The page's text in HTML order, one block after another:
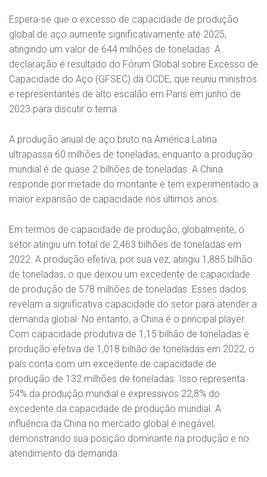
Espera-se que o excesso de capacidade de produção
global de aço aumente significativamente até 2025,
atingindo um valor de 644 milhões de toneladas. A
declaração é resultado do Fórum Global sobre Excesso de
Capacidade do Aço (GFSEC) da OCDE, que reuniu ministros
e representantes de alto escalão em Paris em junho de
2023 para discutir o tema.
A produção anual de aço bruto na América Latina
ultrapassa 60 milhões de toneladas, enquanto a produção
mundial é de quase 2 bilhões de toneladas. A China
responde por metade do montante e tem experimentado a
maior expansão de capacidade nos últimos anos.
Em termos de capacidade de produção, globalmente, o
setor atingiu um total de 2,463 bilhões de toneladas em
2022. A produção efetiva, por sua vez, atingiu 1,885 bilhão
de toneladas, o que deixou um excedente de capacidade
de produção de 578 milhões de toneladas. Esses dados
revelam a significativa capacidade do setor para atender a
demanda global. No entanto, a China é o principal player.
Com capacidade produtiva de 1,15 bilhão de toneladas e
produção efetiva de 1,018 bilhão de toneladas em 2022, o
país conta com um excedente de capacidade de
produção de 132 milhões de toneladas. Isso representa
54% da produção mundial e expressivos 22,8% do
excedente da capacidade de produção mundial. A
influência da China no mercado global é inegável,
demonstrando sua posição dominante na produção e no
atendimento da demanda.